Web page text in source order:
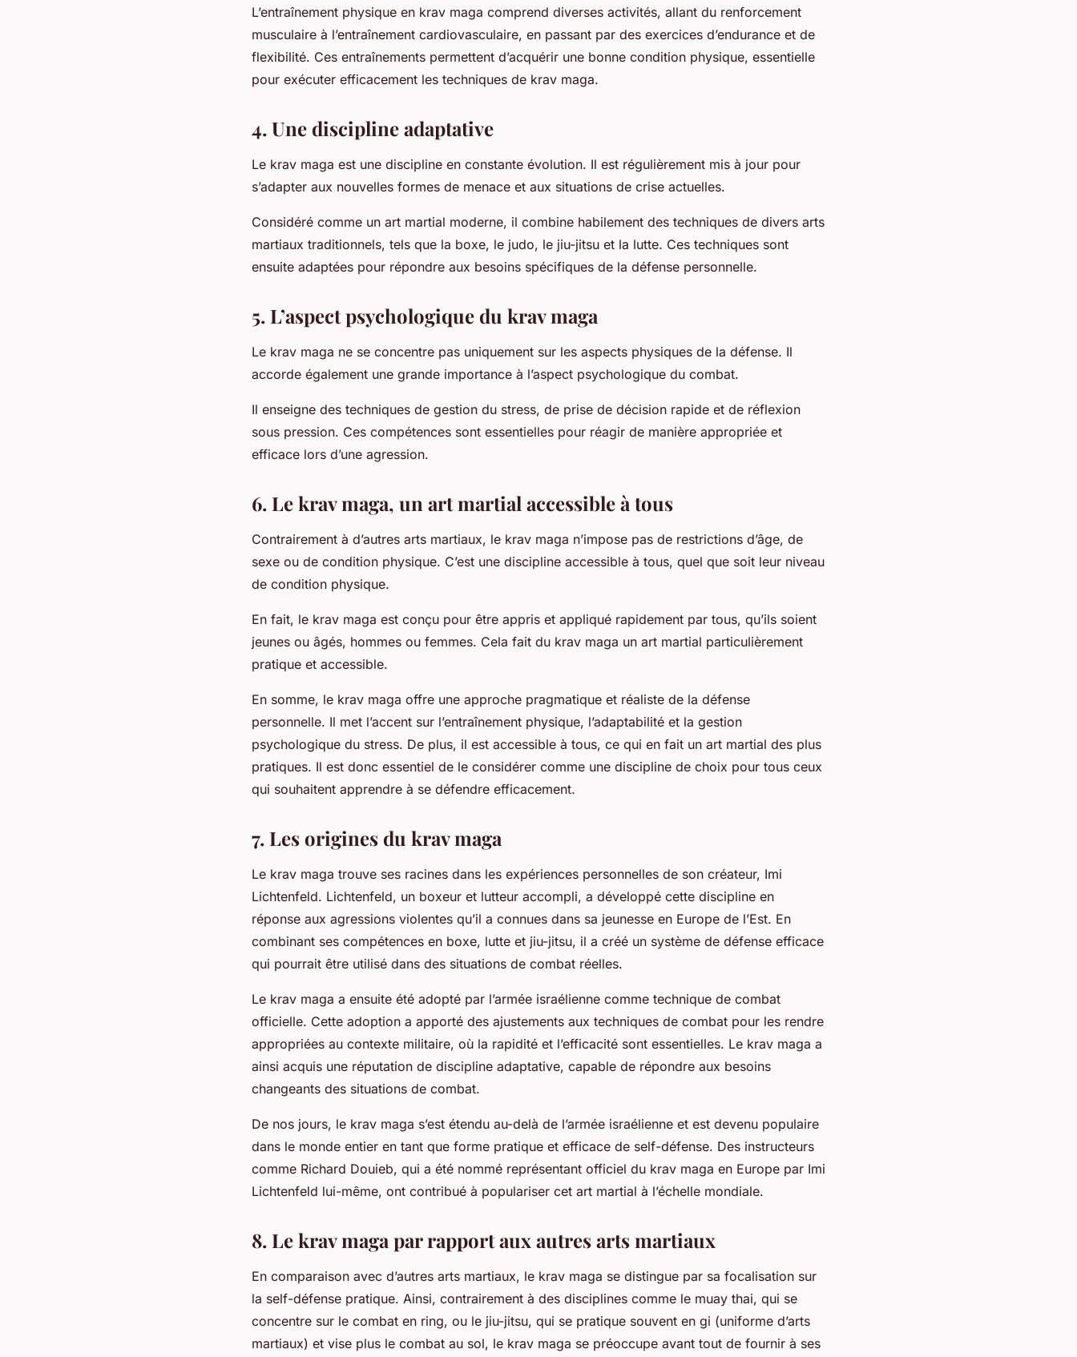
L’entraînement physique en krav maga comprend diverses activités, allant du renforcement
musculaire à l’entraînement cardiovasculaire, en passant par des exercices d’endurance et de
flexibilité. Ces entraînements permettent d’acquérir une bonne condition physique, essentielle
pour exécuter efficacement les techniques de krav maga.
4. Une discipline adaptative
Le krav maga est une discipline en constante évolution. Il est régulièrement mis à jour pour
s’adapter aux nouvelles formes de menace et aux situations de crise actuelles.
Considéré comme un art martial moderne, il combine habilement des techniques de divers arts
martiaux traditionnels, tels que la boxe, le judo, le jiu-jitsu et la lutte. Ces techniques sont
ensuite adaptées pour répondre aux besoins spécifiques de la défense personnelle.
5. L’aspect psychologique du krav maga
Le krav maga ne se concentre pas uniquement sur les aspects physiques de la défense. Il
accorde également une grande importance à l’aspect psychologique du combat.
Il enseigne des techniques de gestion du stress, de prise de décision rapide et de réflexion
sous pression. Ces compétences sont essentielles pour réagir de manière appropriée et
efficace lors d’une agression.
6. Le krav maga, un art martial accessible à tous
Contrairement à d’autres arts martiaux, le krav maga n’impose pas de restrictions d’âge, de
sexe ou de condition physique. C’est une discipline accessible à tous, quel que soit leur niveau
de condition physique.
En fait, le krav maga est conçu pour être appris et appliqué rapidement par tous, qu’ils soient
jeunes ou âgés, hommes ou femmes. Cela fait du krav maga un art martial particulièrement
pratique et accessible.
En somme, le krav maga offre une approche pragmatique et réaliste de la défense
personnelle. Il met l’accent sur l’entraînement physique, l’adaptabilité et la gestion
psychologique du stress. De plus, il est accessible à tous, ce qui en fait un art martial des plus
pratiques. Il est donc essentiel de le considérer comme une discipline de choix pour tous ceux
qui souhaitent apprendre à se défendre efficacement.
7. Les origines du krav maga
Le krav maga trouve ses racines dans les expériences personnelles de son créateur, Imi
Lichtenfeld. Lichtenfeld, un boxeur et lutteur accompli, a développé cette discipline en
réponse aux agressions violentes qu’il a connues dans sa jeunesse en Europe de l’Est. En
combinant ses compétences en boxe, lutte et jiu-jitsu, il a créé un système de défense efficace
qui pourrait être utilisé dans des situations de combat réelles.
Le krav maga a ensuite été adopté par l’armée israélienne comme technique de combat
officielle. Cette adoption a apporté des ajustements aux techniques de combat pour les rendre
appropriées au contexte militaire, où la rapidité et l’efficacité sont essentielles. Le krav maga a
ainsi acquis une réputation de discipline adaptative, capable de répondre aux besoins
changeants des situations de combat.
De nos jours, le krav maga s’est étendu au-delà de l’armée israélienne et est devenu populaire
dans le monde entier en tant que forme pratique et efficace de self-défense. Des instructeurs
comme Richard Douieb, qui a été nommé représentant officiel du krav maga en Europe par Imi
Lichtenfeld lui-même, ont contribué à populariser cet art martial à l’échelle mondiale.
8. Le krav maga par rapport aux autres arts martiaux
En comparaison avec d’autres arts martiaux, le krav maga se distingue par sa focalisation sur
la self-défense pratique. Ainsi, contrairement à des disciplines comme le muay thai, qui se
concentre sur le combat en ring, ou le jiu-jitsu, qui se pratique souvent en gi (uniforme d’arts
martiaux) et vise plus le combat au sol, le krav maga se préoccupe avant tout de fournir à ses